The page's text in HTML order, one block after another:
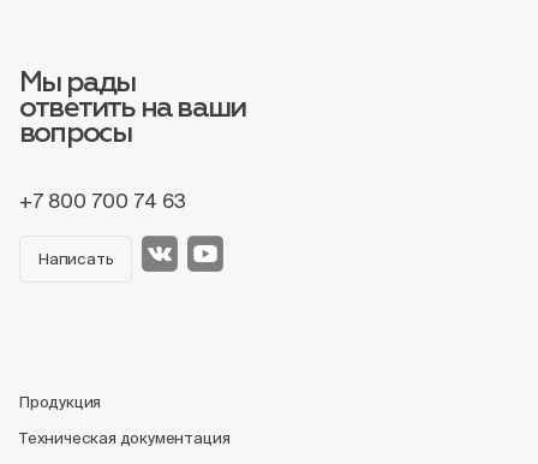
Мы рады
ответить на ваши
вопросы
+7 800 700 74 63
Написать
Продукция
Техническая документация